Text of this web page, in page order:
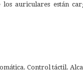
auriculares están
Control táctil.